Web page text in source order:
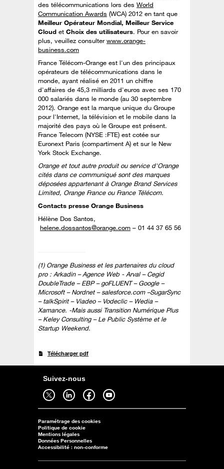
des télécommunications lors des World
Communication Awards (WCA) 2012 en tant que
Meilleur Opérateur Mondial, Meilleur Service
Cloud et Choix des utilisateurs. Pour en savoir
plus, veuillez consulterwww.orange-
business.com
France Télécom-Orange est l'un des principaux
opérateurs de télécommunications dans le
monde, ayant réalisé en 2011 un chiffre
d'affaires de 45,3 milliards d'euros avec ses 170
000 salariés dans le monde (au 30 septembre
2012). Orange est la marque unique du Groupe
pour l'Internet, la télévision et le mobile dans la
majorité des pays où le Groupe est présent.
France Telecom (NYSE :FTE) est cotée sur
Euronext Paris (compartiment A) et sur le New
York Stock Exchange.
Orange et tout autre produit ou service d'Orange
cités dans ce communiqué sont des marques
déposées appartenant à Orange Brand Services
Limited, Orange France ou France Télécom.
Contacts presse Orange Business
Hélène Dos Santos,
helene.dossantos@orange.com – 01 44 37 65 56
(1) Orange Business et les partenaires du cloud
pro : Arkadin – Agence Web - Arval – Cegid
DoubleTrade – EBP – goFLUENT – Google –
Microsoft – Nordnet – salesforce.com –SugarSync
– talkSpirit – Viadeo – Vodeclic – Wedia –
Xamance. -Mais aussi Transition Numérique Plus
– Keley Consulting – Le Public Système et le
Startup Weekend.
Télécharger pdf
Suivez-nous
Suivez-nous sur twitter - ouverture dans un nouvel onglet Suivez-nous sur linkedin - ouverture dans un nouvel onglet Suivez-nous sur facebook - ouverture dans un nouvel onglet Suivez-nous sur youtube - ouverture dans un nouvel onglet
Paramétrage des cookies
Politique de cookie
Mentions légales
Données Personnelles
Accessibilité : non-conforme